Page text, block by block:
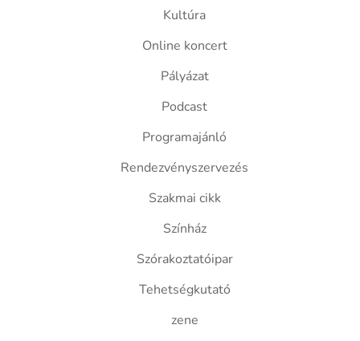
Kultúra
Online koncert
Pályázat
Podcast
Programajánló
Rendezvényszervezés
Szakmai cikk
Színház
Szórakoztatóipar
Tehetségkutató
zene